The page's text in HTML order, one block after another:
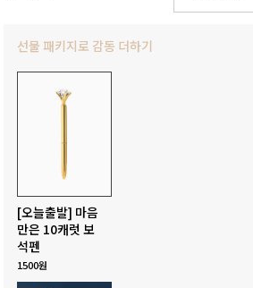
선물 패키지로 감동 더하기
[오늘출발] 마음
만은 10캐럿 보
석펜
1500원